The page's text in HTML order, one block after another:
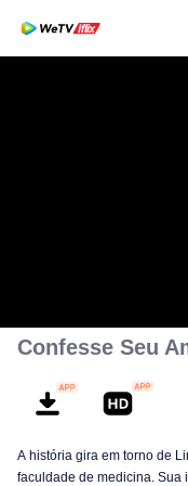
Confesse Seu
A história gira em torno de
faculdade de medicina. Sua